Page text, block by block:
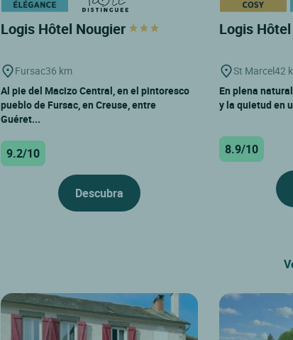
Logis Hôtel Nougier
Fursac36 km
Al pie del Macizo Central, en el pintoresco
pueblo de Fursac, en Creuse, entre
Guéret...
9.2/10
Descubra
Logis
St Marcel42
En plena
y la quietud en
8.9/10